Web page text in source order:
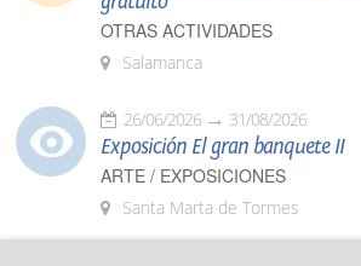
OTRAS ACTIVIDADES
Salamanca
26/06/2026 31/08/2026
Exposición El gran banquete II
ARTE / EXPOSICIONES
Santa Marta de Tormes